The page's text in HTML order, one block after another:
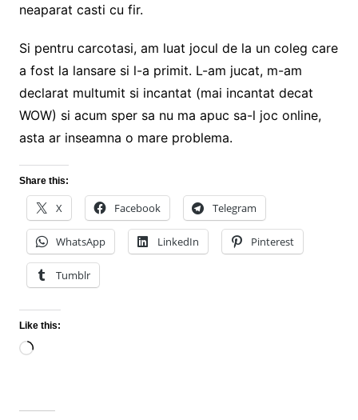
neaparat casti cu fir.
Si pentru carcotasi, am luat jocul de la un coleg care
a fost la lansare si l-a primit. L-am jucat, m-am
declarat multumit si incantat (mai incantat decat
WOW) si acum sper sa nu ma apuc sa-l joc online,
asta ar inseamna o mare problema.
Share this:
X Facebook Telegram
WhatsApp LinkedIn Pinterest
Tumblr
Like this:
Loading…